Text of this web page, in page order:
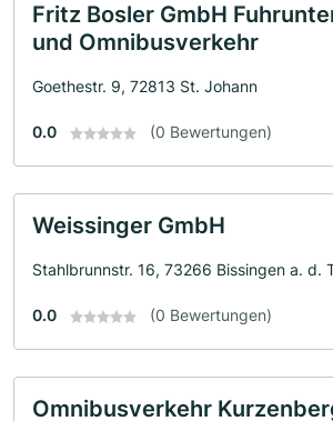
Fritz Bosler GmbH
und Omnibusverkehr
Goethestr. 9, 72813 St. Johann
0.0 (0 Bewertungen)
Weissinger GmbH
Stahlbrunnstr. 16, 73266 Bissingen a. d.
0.0 (0 Bewertungen)
Omnibusverkehr